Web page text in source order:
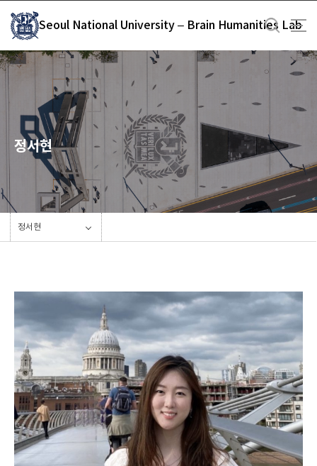
기
Seoul National University – Brain Humanities Lab
정서현
정서현